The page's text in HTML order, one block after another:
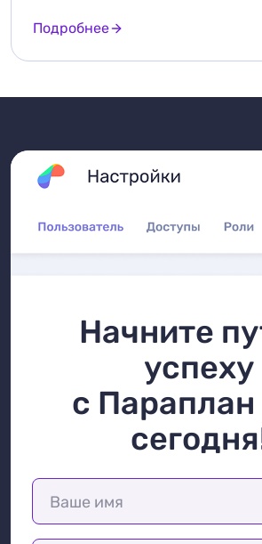
Подробнее
Начните
успеху
с
Ваше имя